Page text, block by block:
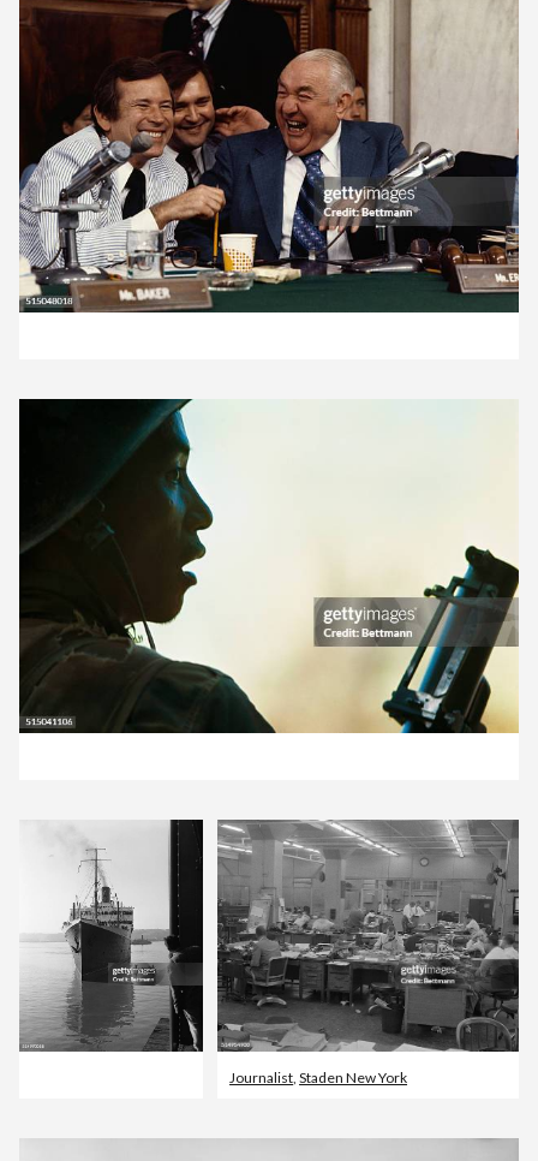
Journalist,Staden New York